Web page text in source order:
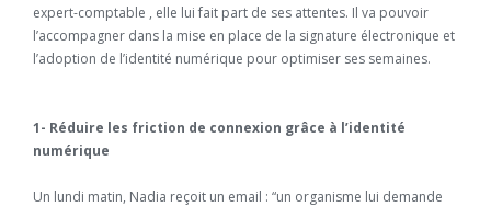
expert-comptable , elle lui fait part de ses attentes. Il va pouvoir
l’accompagner dans la mise en place de la signature électronique et
l’adoption de l’identité numérique pour optimiser ses semaines.
1- Réduire les friction de connexion grâce à l’identité
numérique
Un lundi matin, Nadia reçoit un email : “un organisme lui demande